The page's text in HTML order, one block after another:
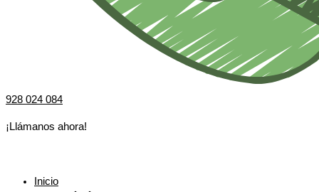
928 024 084
¡Llámanos ahora!
Inicio